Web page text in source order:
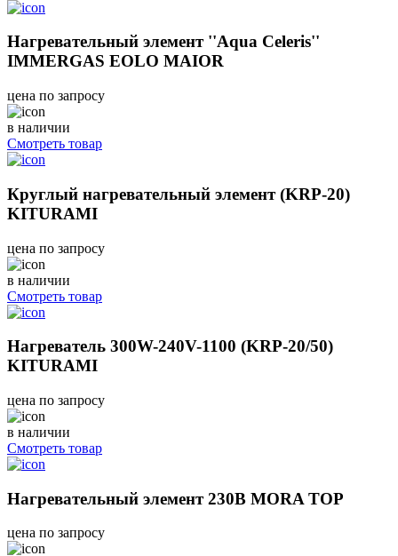
Нагревательный элемент ''Aqua Celeris''
IMMERGAS EOLO MAIOR
цена по запросу
в наличии
Смотреть товар
Круглый нагревательный элемент (KRP-20)
KITURAMI
цена по запросу
в наличии
Смотреть товар
Нагреватель 300W-240V-1100 (KRP-20/50)
KITURAMI
цена по запросу
в наличии
Смотреть товар
Нагревательный элемент 230В MORA TOP
цена по запросу